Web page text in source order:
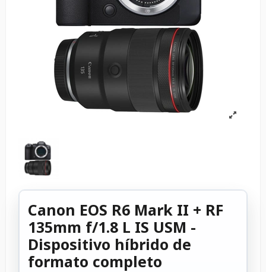
Canon EOS R6 Mark II + RF
135mm f/1.8 L IS USM -
Dispositivo híbrido de
formato completo